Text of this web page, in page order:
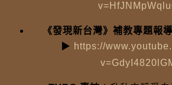
《發現新台灣》補教專題報導
▶ https://